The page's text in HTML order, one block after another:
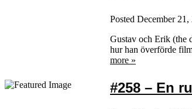
Posted December 21,
Gustav och Erik (the
hur han överförde
more »
#258 – En